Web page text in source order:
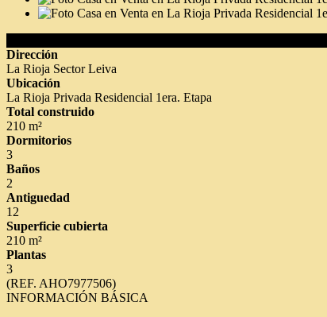
Dirección
La Rioja Sector Leiva
Ubicación
La Rioja Privada Residencial 1era. Etapa
Total construido
210 m²
Dormitorios
3
Baños
2
Antiguedad
12
Superficie cubierta
210 m²
Plantas
3
(REF. AHO7977506)
INFORMACIÓN BÁSICA